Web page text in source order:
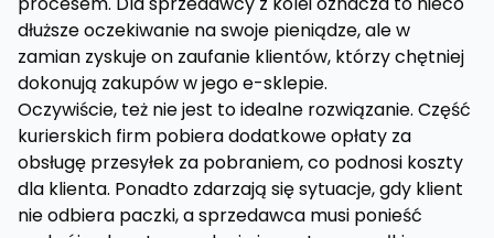
dłuższe oczekiwanie na swoje pieniądze, ale w
zamian zyskuje on zaufanie klientów, którzy chętniej
dokonują zakupów w jego e-sklepie.
Oczywiście, też nie jest to idealne rozwiązanie. Część
kurierskich firm pobiera dodatkowe opłaty za
obsługę przesyłek za pobraniem, co podnosi koszty
dla klienta. Ponadto zdarzają się sytuacje, gdy klient
nie odbiera paczki, a sprzedawca musi ponieść